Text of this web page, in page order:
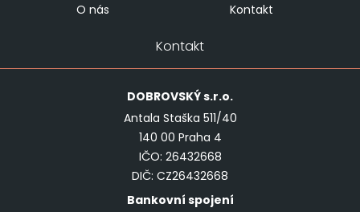
O nás
Kontakt
Kontakt
DOBROVSKÝs.r.o.
Antala Staška 511/40
140 00 Praha 4
IČO: 26432668
DIČ: CZ26432668
Bankovní spojení